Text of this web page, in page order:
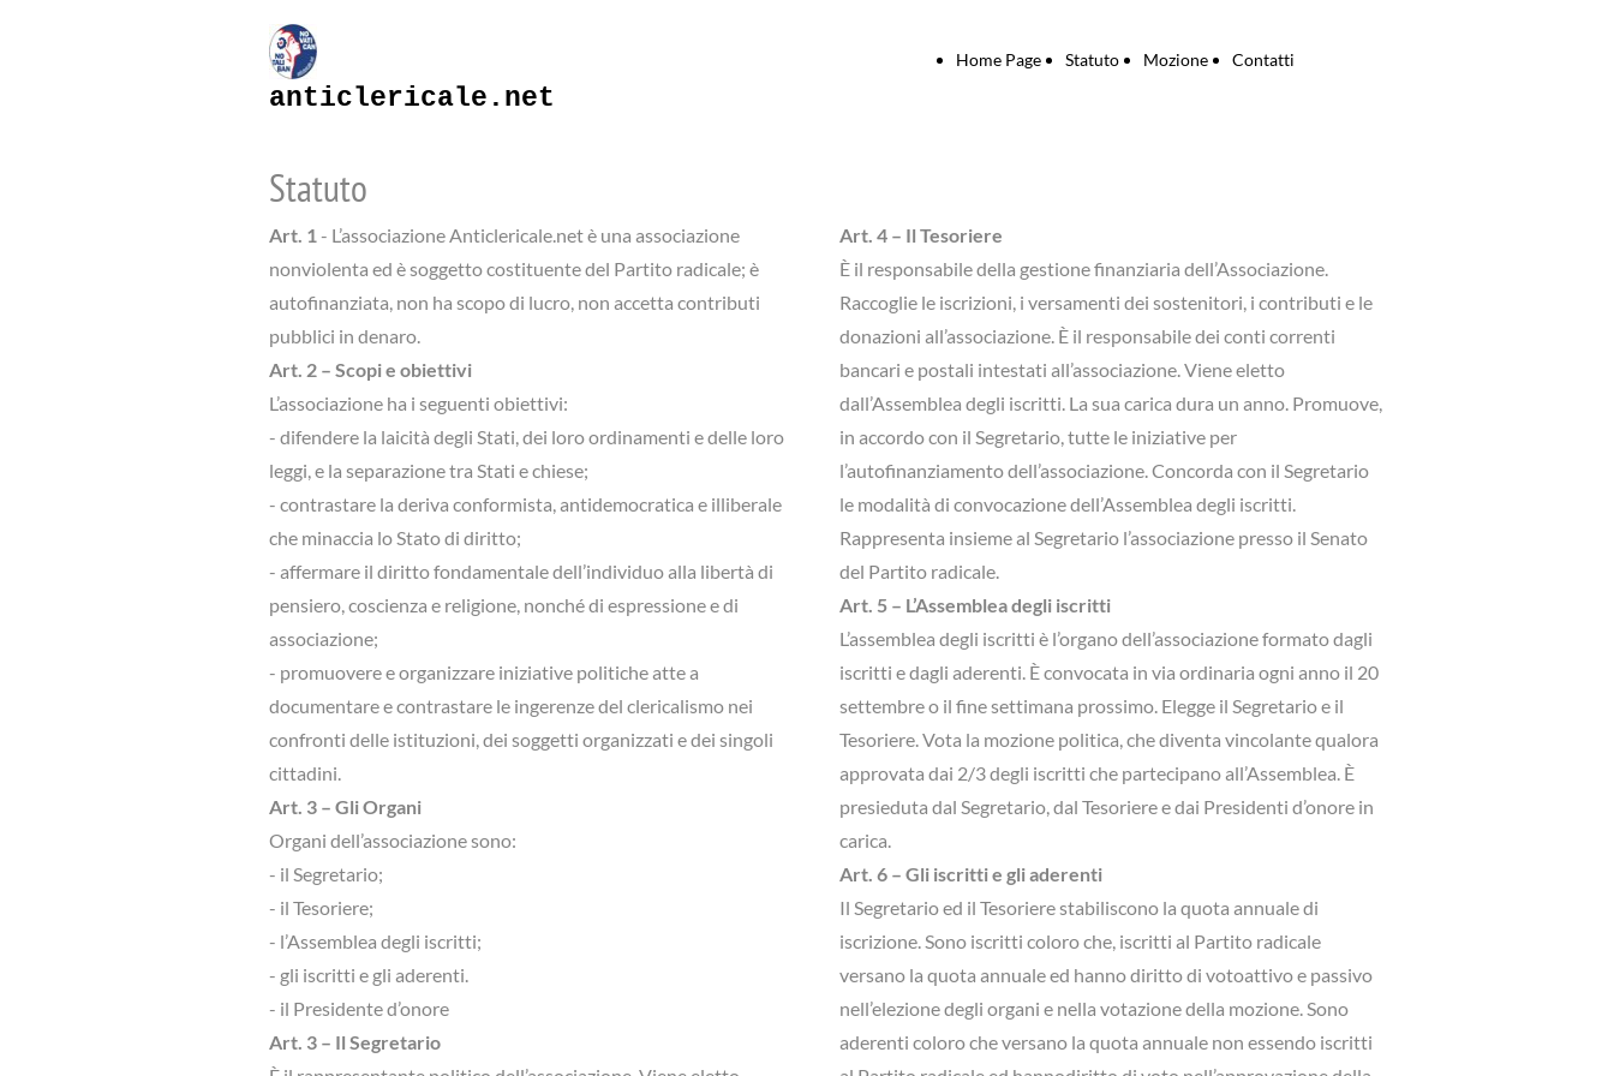
Home Page Statuto Mozione Contatti
anticlericale.net
Statuto
Art. 1- L’associazione Anticlericale.net è una associazione
nonviolenta ed è soggetto costituente del Partito radicale; è
autofinanziata, non ha scopo di lucro, non accetta contributi
pubblici in denaro.
Art. 2 – Scopi e obiettivi
L’associazione ha i seguenti obiettivi:
- difendere la laicità degli Stati, dei loro ordinamenti e delle loro
leggi, e la separazione tra Stati e chiese;
- contrastare la deriva conformista, antidemocratica e illiberale
che minaccia lo Stato di diritto;
- affermare il diritto fondamentale dell’individuo alla libertà di
pensiero, coscienza e religione, nonché di espressione e di
associazione;
- promuovere e organizzare iniziative politiche atte a
documentare e contrastare le ingerenze del clericalismo nei
confronti delle istituzioni, dei soggetti organizzati e dei singoli
cittadini.
Art. 3 – Gli Organi
Organi dell’associazione sono:
- il Segretario;
- il Tesoriere;
- l’Assemblea degli iscritti;
- gli iscritti e gli aderenti.
- il Presidente d’onore
Art. 3 – Il Segretario
Art. 4 – Il Tesoriere
È il responsabile della gestione finanziaria dell’Associazione.
Raccoglie le iscrizioni, i versamenti dei sostenitori, i contributi e le
donazioni all’associazione. È il responsabile dei conti correnti
bancari e postali intestati all’associazione. Viene eletto
dall’Assemblea degli iscritti. La sua carica dura un anno. Promuove,
in accordo con il Segretario, tutte le iniziative per
l’autofinanziamento dell’associazione. Concorda con il Segretario
le modalità di convocazione dell’Assemblea degli iscritti.
Rappresenta insieme al Segretario l’associazione presso il Senato
del Partito radicale.
Art. 5 – L’Assemblea degli iscritti
L’assemblea degli iscritti è l’organo dell’associazione formato dagli
iscritti e dagli aderenti. È convocata in via ordinaria ogni anno il 20
settembre o il fine settimana prossimo. Elegge il Segretario e il
Tesoriere. Vota la mozione politica, che diventa vincolante qualora
approvata dai 2/3 degli iscritti che partecipano all’Assemblea. È
presieduta dal Segretario, dal Tesoriere e dai Presidenti d’onore in
carica.
Art. 6 – Gli iscritti e gli aderenti
Il Segretario ed il Tesoriere stabiliscono la quota annuale di
iscrizione. Sono iscritti coloro che, iscritti al Partito radicale
versano la quota annuale ed hanno diritto di votoattivo e passivo
nell’elezione degli organi e nella votazione della mozione. Sono
aderenti coloro che versano la quota annuale non essendo iscritti